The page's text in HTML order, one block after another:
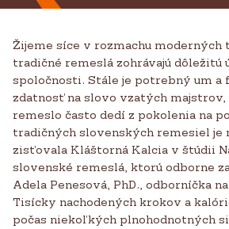
KONTAKTY
CZ SK
Žijeme síce v rozmachu moderných
tradičné remeslá zohrávajú dôležitú
spoločnosti. Stále je potrebný um a
zdatnosť na slovo vzatých majstrov,
remeslo často dedí z pokolenia na
tradičných slovenských remesiel je
zisťovala Kláštorná Kalcia v štúdii
slovenské remeslá, ktorú odborne
Adela Penesová, PhD., odborníčka
Tisícky nachodených krokov a
počas niekoľkých plnohodnotných